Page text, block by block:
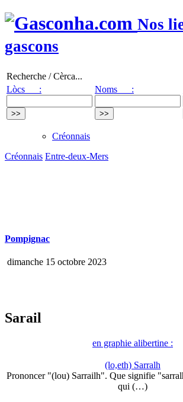
Nos
gascons
Recherche / Cèrca...
Lòcs :
Noms :
Créonnais
Créonnais Entre-deux-Mers
Pompignac
dimanche 15 octobre 2023
Sarail
en graphie alibertine :
(lo,eth) Sarralh
Prononcer "(lou) Sarrailh". Que signifie
qui (…)